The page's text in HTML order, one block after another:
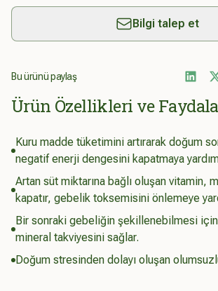
Bilgi talep et
Bu ürünü paylaş
Ürün Özellikleri ve
Kuru madde tüketimini artırarak doğum
negatif enerji dengesini kapatmaya
Artan süt miktarına bağlı oluşan vitamin,
kapatır, gebelik toksemisini önlemeye
Bir sonraki gebeliğin şekillenebilmesi
mineral takviyesini sağlar.
Doğum stresinden dolayı oluşan